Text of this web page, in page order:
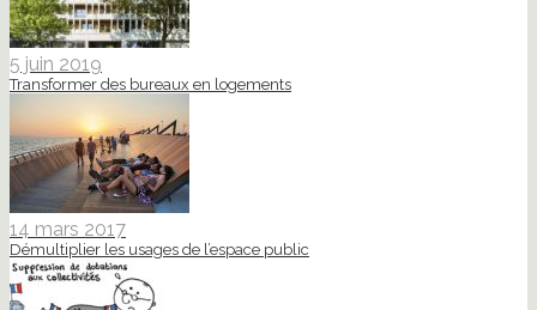
5 juin 2019
Transformer des bureaux en logements
14 mars 2017
Démultiplier les usages de l’espace public